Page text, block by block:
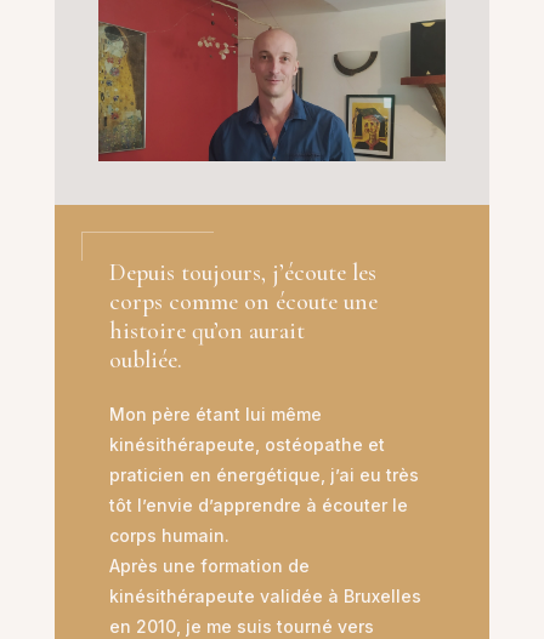
Depuis toujours, j’écoute les
corps comme on écoute une
histoire qu’on aurait
oubliée.
Mon père étant lui même
kinésithérapeute, ostéopathe et
praticien en énergétique, j’ai eu très
tôt l’envie d’apprendre à écouter le
corps humain.
Après une formation de
kinésithérapeute validée à Bruxelles
en 2010, je me suis tourné vers